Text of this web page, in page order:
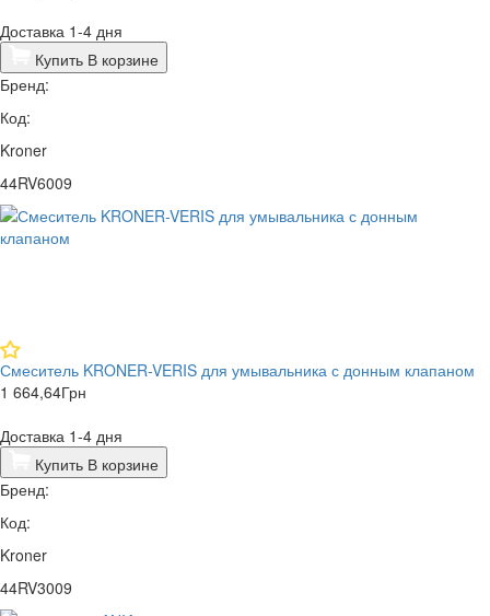
Доставка 1-4 дня
Купить В корзине
Бренд:
Код:
Kroner
44RV6009
Смеситель KRONER-VERIS для умывальника с донным клапаном
1 664,64Грн
Доставка 1-4 дня
Купить В корзине
Бренд:
Код:
Kroner
44RV3009